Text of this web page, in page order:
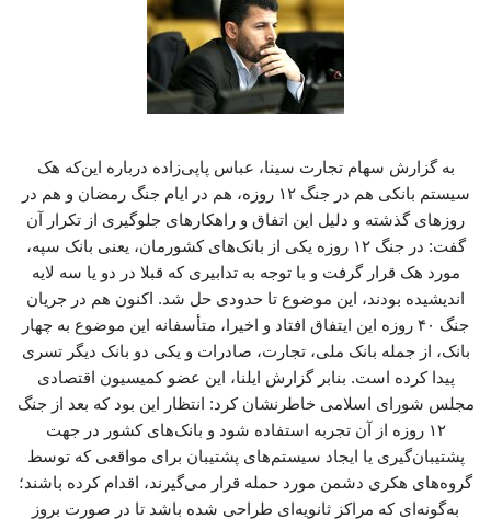
به گزارش سهام تجارت سینا، عباس پاپی‌زاده درباره این‌که هک
سیستم بانکی هم در جنگ ۱۲ روزه، هم در ایام جنگ رمضان و هم در
روزهای گذشته و دلیل این اتفاق و راهکارهای جلوگیری از تکرار آن
گفت: در جنگ ۱۲ روزه یکی از بانک‌های کشورمان، یعنی بانک سپه،
مورد هک قرار گرفت و با توجه به تدابیری که قبلا در دو یا سه لایه
اندیشیده بودند، این موضوع تا حدودی حل شد. اکنون هم در جریان
جنگ ۴۰ روزه این ایتفاق افتاد و اخیرا، متأسفانه این موضوع به چهار
بانک، از جمله بانک ملی، تجارت، صادرات و یکی دو بانک دیگر تسری
پیدا کرده است. بنابر گزارش ایلنا، این عضو کمیسیون اقتصادی
مجلس شورای اسلامی خاطرنشان کرد: انتظار این بود که بعد از جنگ
۱۲ روزه از آن تجربه استفاده شود و بانک‌های کشور در جهت
پشتیبان‌گیری یا ایجاد سیستم‌های پشتیبان برای مواقعی که توسط
گروه‌های هکری دشمن مورد حمله قرار می‌گیرند، اقدام کرده باشند؛
به‌گونه‌ای که مراکز ثانویه‌ای طراحی شده باشد تا در صورت بروز